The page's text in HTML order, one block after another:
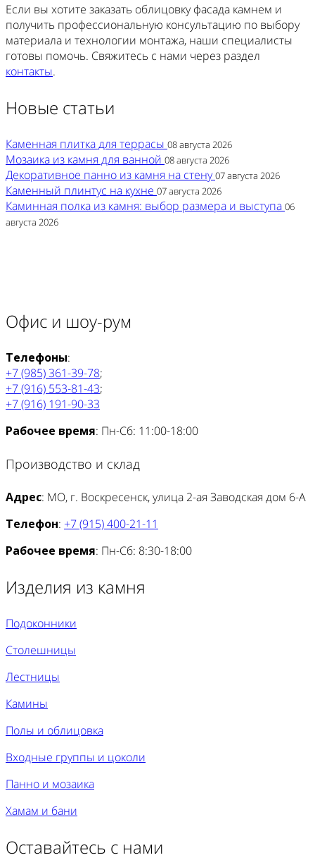
Если вы хотите заказать облицовку фасада камнем и
получить профессиональную консультацию по выбору
материала и технологии монтажа, наши специалисты
готовы помочь. Свяжитесь с нами через раздел
контакты.
Новые статьи
Каменная плитка для террасы 08 августа 2026
Мозаика из камня для ванной 08 августа 2026
Декоративное панно из камня на стену07 августа 2026
Каменный плинтус на кухне 07 августа 2026
Каминная полка из камня: выбор размера и выступа 06
августа 2026
Офис и шоу-рум
Телефоны:
+7 (985) 361-39-78;
+7 (916) 553-81-43;
+7 (916) 191-90-33
Рабочее время: Пн-Сб: 11:00-18:00
Производство и склад
Адрес: МО, г. Воскресенск, улица 2-ая Заводская дом 6-А
Телефон: +7 (915) 400-21-11
Рабочее время: Пн-Сб: 8:30-18:00
Изделия из камня
Подоконники
Столешницы
Лестницы
Камины
Полы и облицовка
Входные группы и цоколи
Панно и мозаика
Хамам и бани
Оставайтесь с нами